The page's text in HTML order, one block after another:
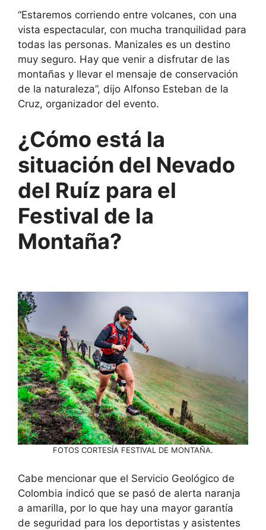
“Estaremos corriendo entre volcanes, con una
vista espectacular, con mucha tranquilidad para
todas las personas. Manizales es un destino
muy seguro. Hay que venir a disfrutar de las
montañas y llevar el mensaje de conservación
de la naturaleza”, dijo Alfonso Esteban de la
Cruz, organizador del evento.
¿Cómo está la
situación del Nevado
del Ruíz para el
Festival de la
Montaña?
FOTOS CORTESÍA FESTIVAL DE MONTAÑA.
Cabe mencionar que el Servicio Geológico de
Colombia indicó que se pasó de alerta naranja
a amarilla, por lo que hay una mayor garantía
de seguridad para los deportistas y asistentes